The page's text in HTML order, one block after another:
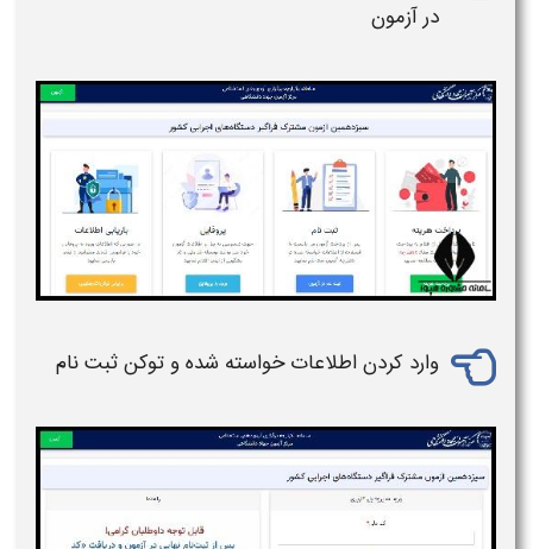
در آزمون
وارد کردن اطلاعات خواسته شده و توکنثبت نام